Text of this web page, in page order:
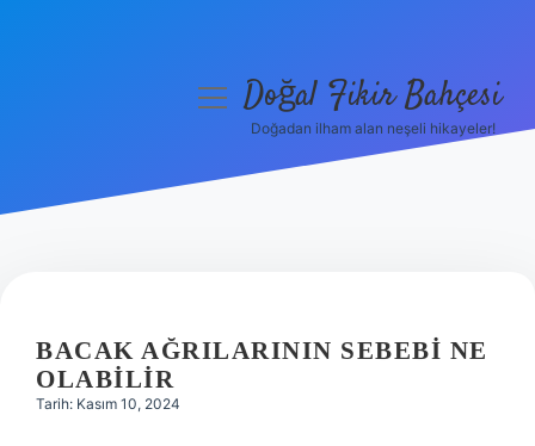
Hakkımızda
menüyüDoğal Fikir Bahçesi
Doğadan ilham alan neşeli hikayeler!
BACAK AĞRILARININ SEBEBI NE
OLABILIR
Tarih: Kasım 10, 2024